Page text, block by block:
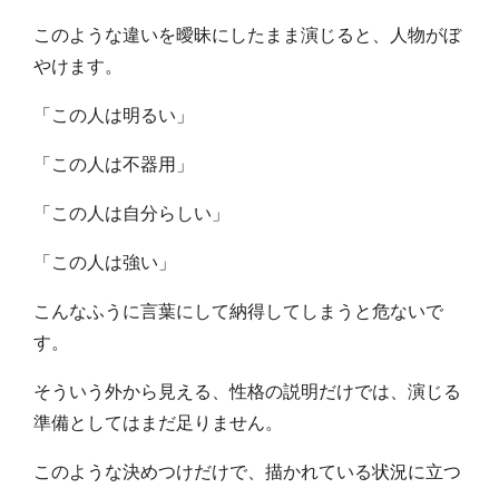
このような違いを曖昧にしたまま演じると、人物がぼ
やけます。
「この人は明るい」
「この人は不器用」
「この人は自分らしい」
「この人は強い」
こんなふうに言葉にして納得してしまうと危ないで
す。
そういう外から見える、性格の説明だけでは、演じる
準備としてはまだ足りません。
このような決めつけだけで、描かれている状況に立つ